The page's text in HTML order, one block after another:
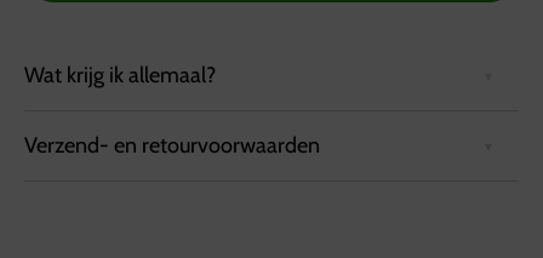
Wat krijg ik allemaal?
Een vegetarisch stamppot buffet voor uw vegetarische
Verzend- en retourvoorwaarden